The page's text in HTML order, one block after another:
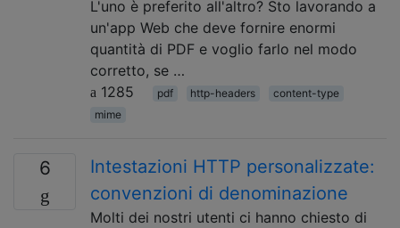
L'uno è preferito all'altro? Sto lavorando a
un'app Web che deve fornire enormi
quantità di PDF e voglio farlo nel modo
corretto, se …
1285
pdf http-headers
content-type
mime
6
Intestazioni HTTP personalizzate:
convenzioni di denominazione
Molti dei nostri utenti ci hanno chiesto di